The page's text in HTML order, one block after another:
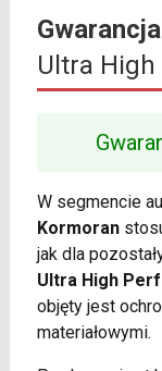
Gwarancja
Ultra
W segmencie
Kormoran
jak dla
Ultra High
objęty jest
materiałowymi.